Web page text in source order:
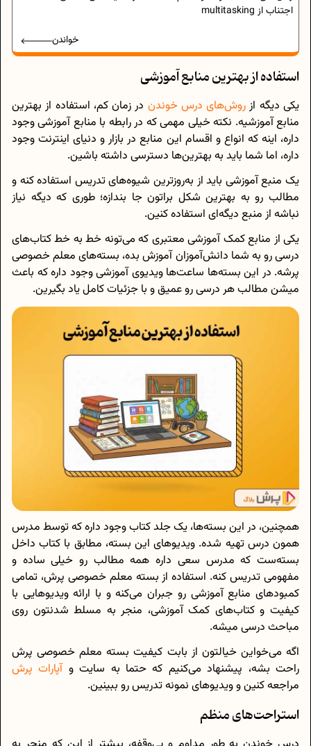
اجتناب از multitasking
خواندن
استفاده از بهترین منابع آموزشی
یکی دیگه از روش‌های درس خوندن در زمان کم، استفاده از بهترین
منابع آموزشیه. نکته خیلی مهمی که در رابطه با منابع آموزشی وجود
داره، اینه که انواع و اقسام این منابع در بازار و دنیای اینترنت وجود
داره، اما شما باید به بهترین‌ها دسترسی داشته باشین.
یک منبع آموزشی باید از به‌روزترین شیوه‌های تدریس استفاده کنه و
مطالب رو به بهترین شکل براتون جا بندازه؛ طوری که دیگه نیاز
نباشه از منبع دیگه‌ای استفاده کنین.
یکی از منابع کمک آموزشی معتبری که می‌تونه خط به خط کتاب‌های
درسی رو به شما دانش‌آموزان آموزش بده، بسته‌های معلم خصوصی
پرشه. در این بسته‌ها ساعت‌ها ویدیوی آموزشی وجود داره که باعث
میشن مطالب هر درسی رو عمیق و با جزئیات کامل یاد بگیرین.
همچنین، در این بسته‌ها، یک جلد کتاب وجود داره که توسط مدرس
همون درس تهیه شده. ویدیوهای این بسته، مطابق با کتاب داخل
بسته‌ست که مدرس سعی داره همه مطالب رو خیلی ساده و
مفهومی تدریس کنه. استفاده از بسته معلم خصوصی پرش، تمامی
کمبودهای منابع آموزشی رو جبران می‌کنه و با ارائه ویدیوهایی با
کیفیت و کتاب‌های کمک آموزشی، منجر به مسلط شدنتون روی
مباحث درسی میشه.
اگه می‌خواین خیالتون از بابت کیفیت بسته معلم خصوصی پرش
راحت بشه، پیشنهاد می‌کنیم که حتما به سایت وآپارات پرش
مراجعه کنین و ویدیوهای نمونه تدریس رو ببینین.
استراحت‌های منظم